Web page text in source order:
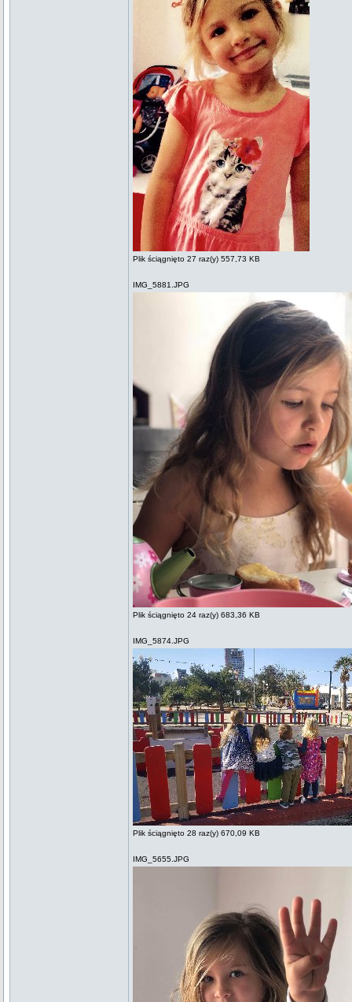
Plik ściągnięto 27 raz(y) 557,73 KB
IMG_5881.JPG
Plik ściągnięto 24 raz(y) 683,36 KB
IMG_5874.JPG
Plik ściągnięto 28 raz(y) 670,09 KB
IMG_5655.JPG